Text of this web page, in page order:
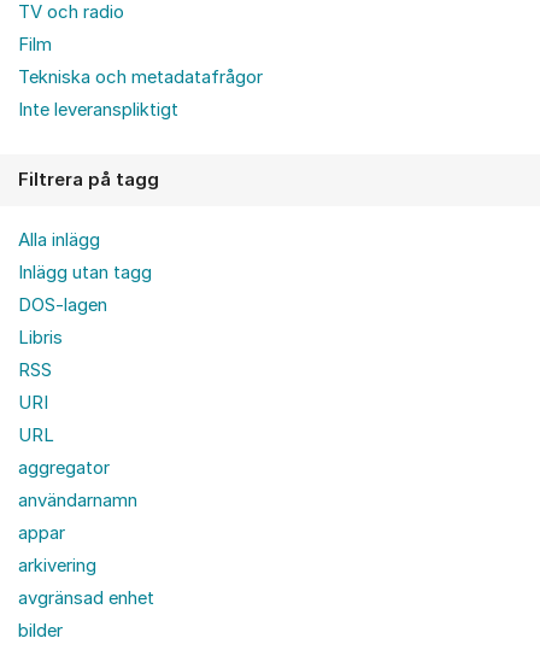
TV och radio
Film
Tekniska och metadatafrågor
Inte leveranspliktigt
Filtrera på tagg
Alla inlägg
Inlägg utan tagg
DOS-lagen
Libris
RSS
URI
URL
aggregator
användarnamn
appar
arkivering
avgränsad enhet
bilder